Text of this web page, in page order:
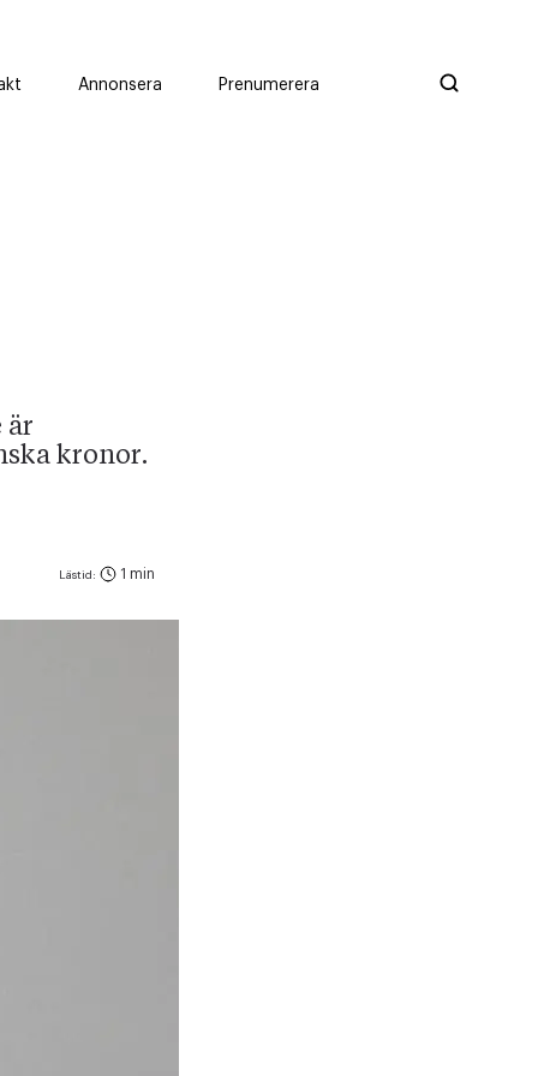
Annonsera Prenumerera
är
kronor.
Lästid: 1 min